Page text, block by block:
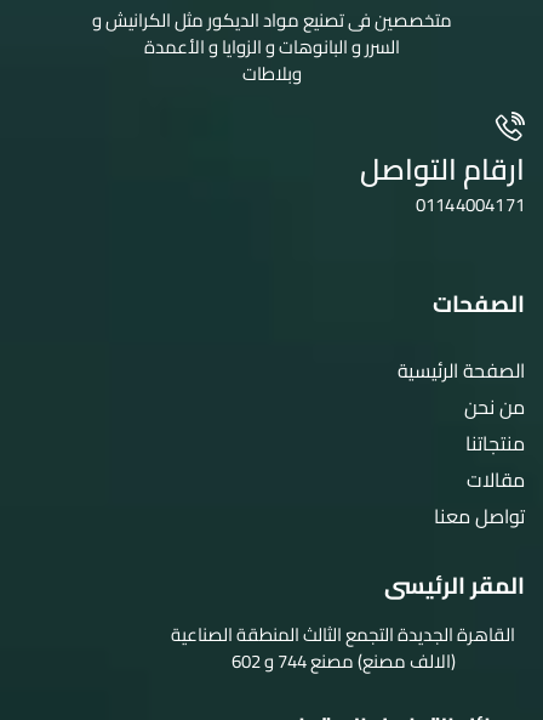
متخصصين فى تصنيع مواد الديكور مثل الكرانيش و
السرر و البانوهات و الزوايا و الأعمدة
وبلاطات
ارقام التواصل
01144004171
الصفحات
الصفحة الرئيسية
من نحن
منتجاتنا
مقالات
تواصل معنا
المقر الرئيسى
القاهرة الجديدة التجمع الثالث المنطقة الصناعية
(الالف مصنع) مصنع 744 و 602